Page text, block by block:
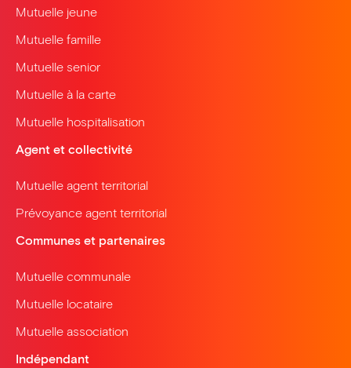
Mutuelle jeune
Mutuelle famille
Mutuelle senior
Mutuelle à la carte
Mutuelle hospitalisation
Agent et collectivité
Mutuelle agent territorial
Prévoyance agent territorial
Communes et partenaires
Mutuelle communale
Mutuelle locataire
Mutuelle association
Indépendant